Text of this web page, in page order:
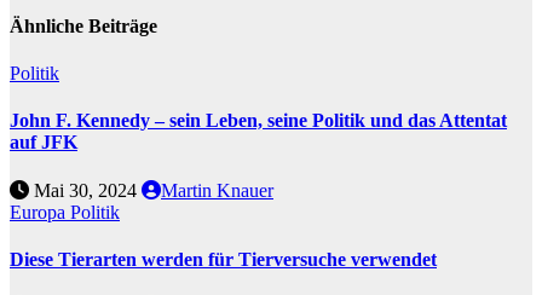
Ähnliche Beiträge
Politik
John F. Kennedy – sein Leben, seine Politik und das Attentat
auf JFK
Mai 30, 2024
Martin Knauer
Europa Politik
Diese Tierarten werden für Tierversuche verwendet